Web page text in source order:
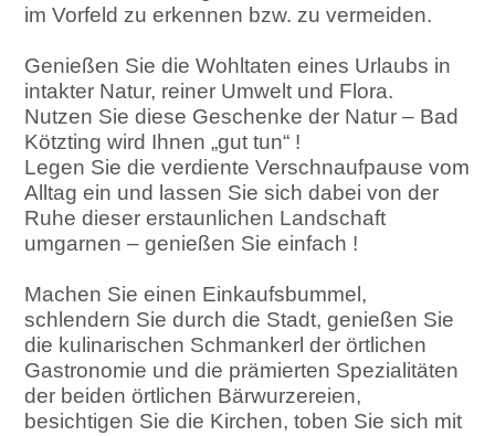
im Vorfeld zu erkennen bzw. zu vermeiden.
Genießen Sie die Wohltaten eines Urlaubs in
intakter Natur, reiner Umwelt und Flora.
Nutzen Sie diese Geschenke der Natur – Bad
Kötzting wird Ihnen „gut tun“ !
Legen Sie die verdiente Verschnaufpause vom
Alltag ein und lassen Sie sich dabei von der
Ruhe dieser erstaunlichen Landschaft
umgarnen – genießen Sie einfach !
Machen Sie einen Einkaufsbummel,
schlendern Sie durch die Stadt, genießen Sie
die kulinarischen Schmankerl der örtlichen
Gastronomie und die prämierten Spezialitäten
der beiden örtlichen Bärwurzereien,
besichtigen Sie die Kirchen, toben Sie sich mit